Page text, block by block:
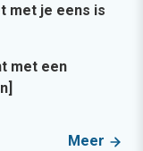
met je eens is
met een
Meer